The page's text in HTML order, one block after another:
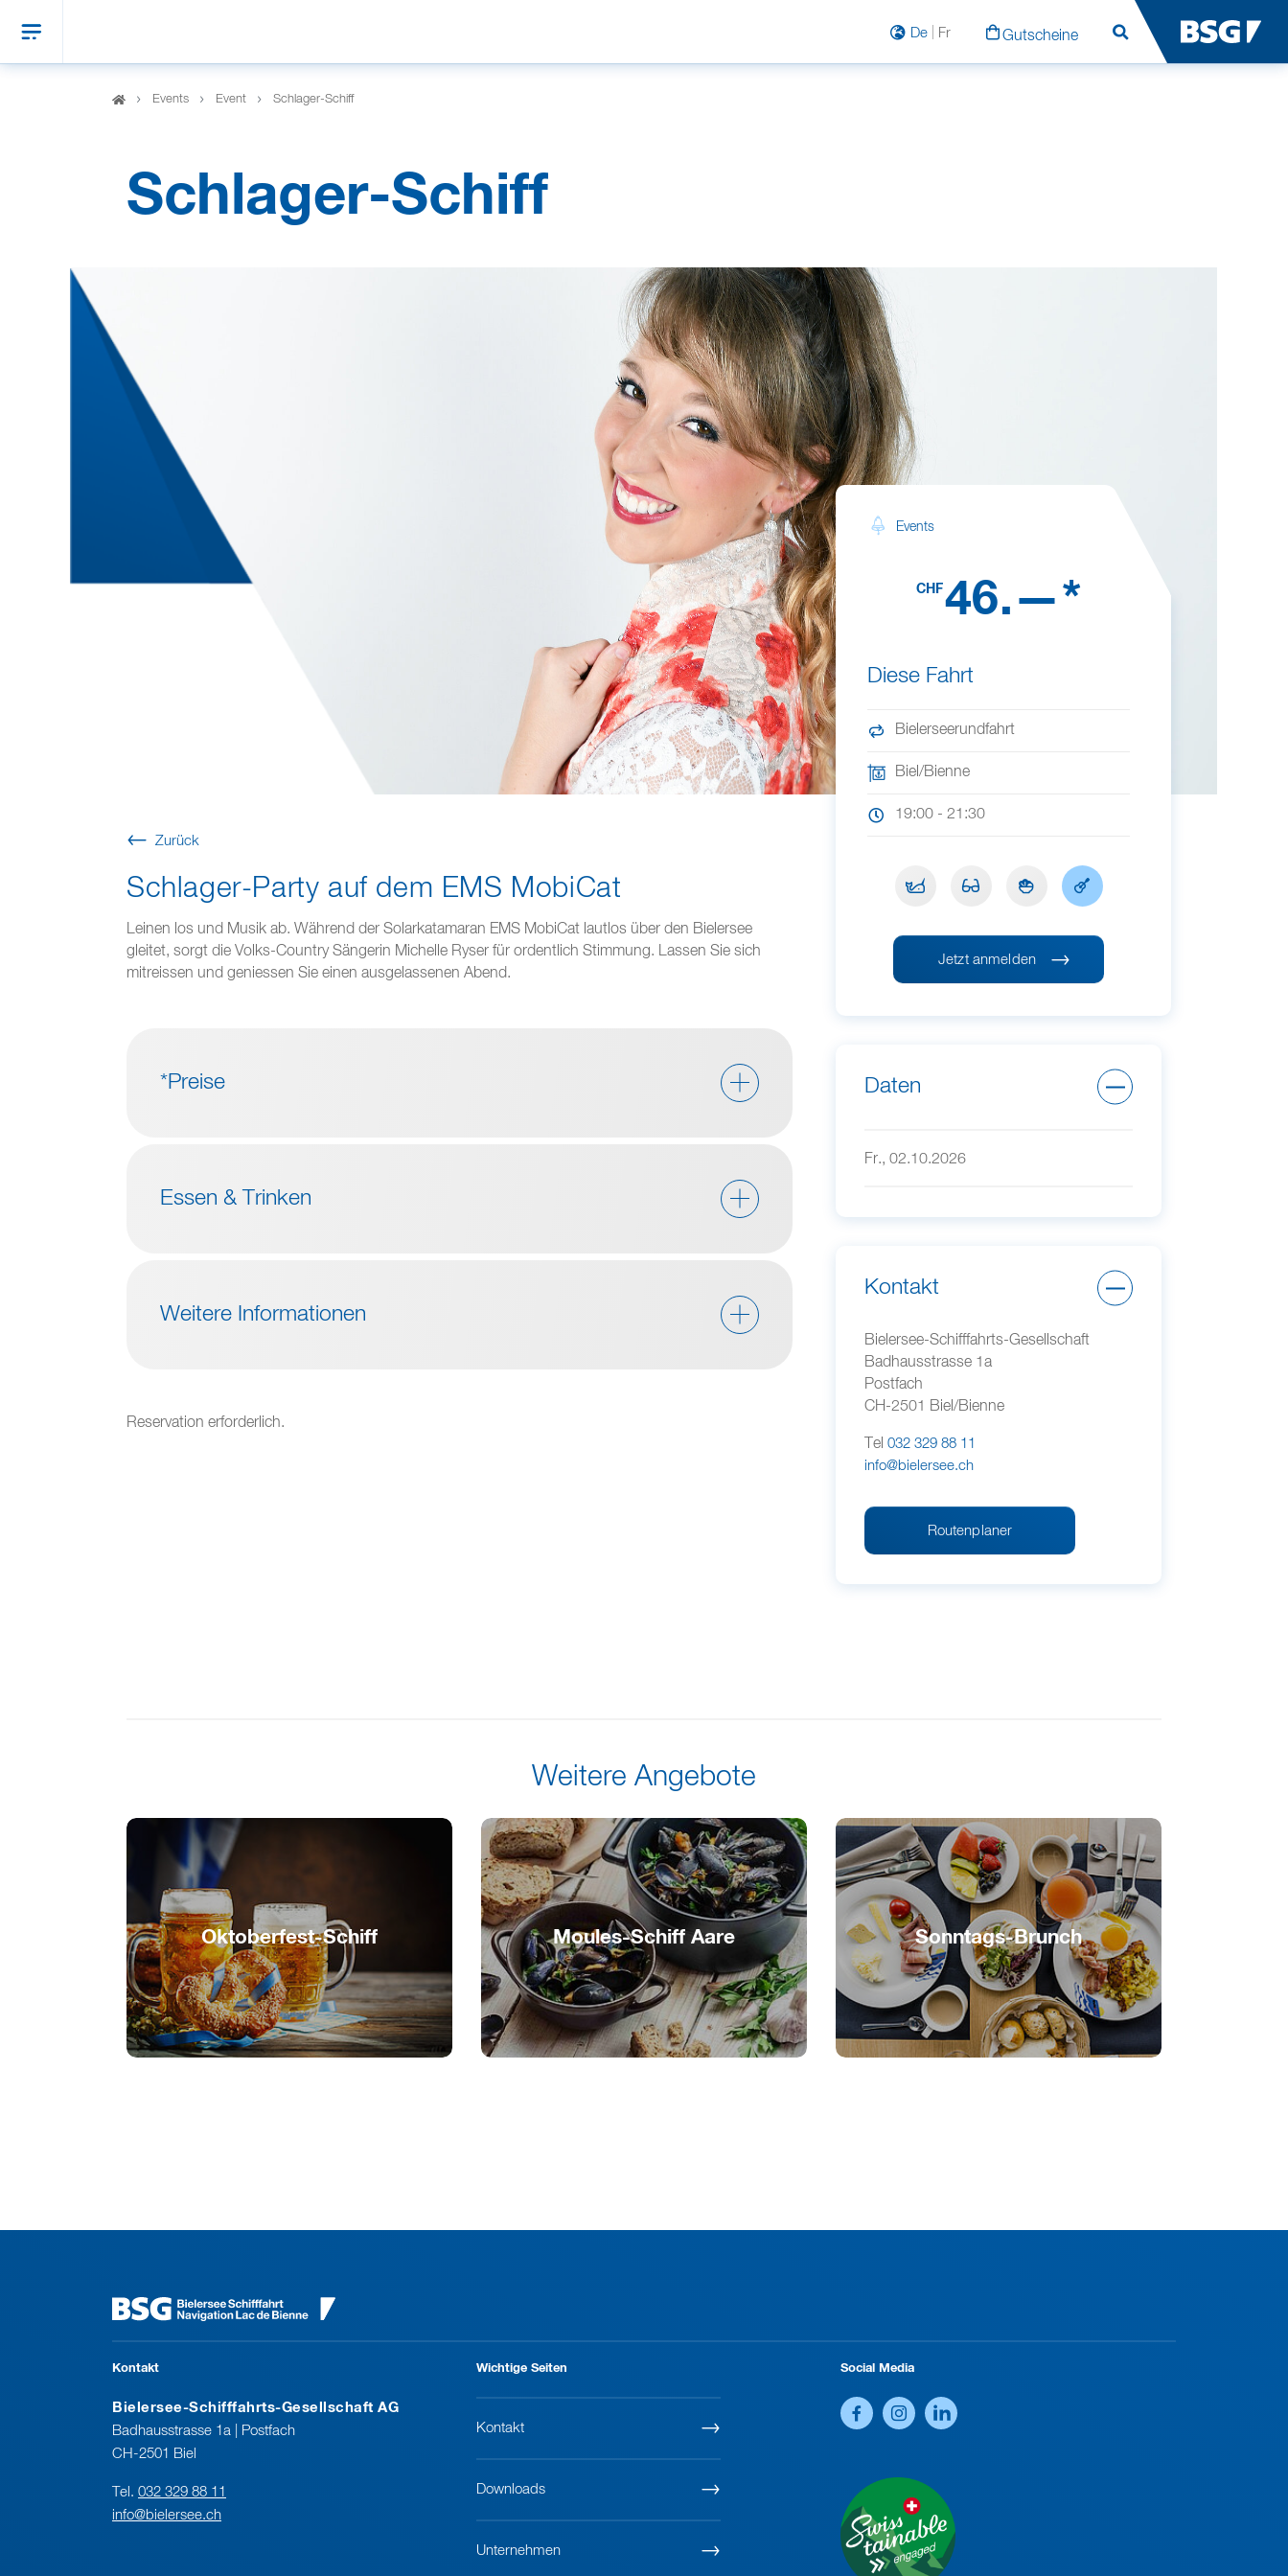
De Fr Gutscheine Suchen
Events Event Schlager-Schiff
Schlager-Schiff
Zurück
Schlager-Party auf dem EMS MobiCat
Leinen los und Musik ab. Während der Solarkatamaran EMS MobiCat lautlos über den Bielersee
gleitet, sorgt die Volks-Country Sängerin Michelle Ryser für ordentlich Stimmung. Lassen Sie sich
mitreissen und geniessen Sie einen ausgelassenen Abend.
*Preise
Essen & Trinken
Weitere Informationen
Reservation erforderlich.
Events
CHF46.—*
Diese Fahrt
Bielerseerundfahrt
Biel/Bienne
19:00 - 21:30
Jetzt anmelden
Daten
Fr., 02.10.2026
Kontakt
Bielersee-Schifffahrts-Gesellschaft
Badhausstrasse 1a
Postfach
CH-2501 Biel/Bienne
Tel 032 329 88 11
info@bielersee.ch
Routenplaner
Weitere Angebote
Oktoberfest-Schiff
Feiern, Schlemmen und Schunkeln!
Moules-Schiff Aare
Meeres-Genuss auf der Aare
Sonntags-Brunch
Brunchbuffet auf dem Bielersee
Kontakt
Bielersee-Schifffahrts-Gesellschaft AG
Badhausstrasse 1a | Postfach
CH-2501 Biel
Tel. 032 329 88 11
info@bielersee.ch
Wichtige Seiten
Kontakt
Downloads
Unternehmen
Social Media